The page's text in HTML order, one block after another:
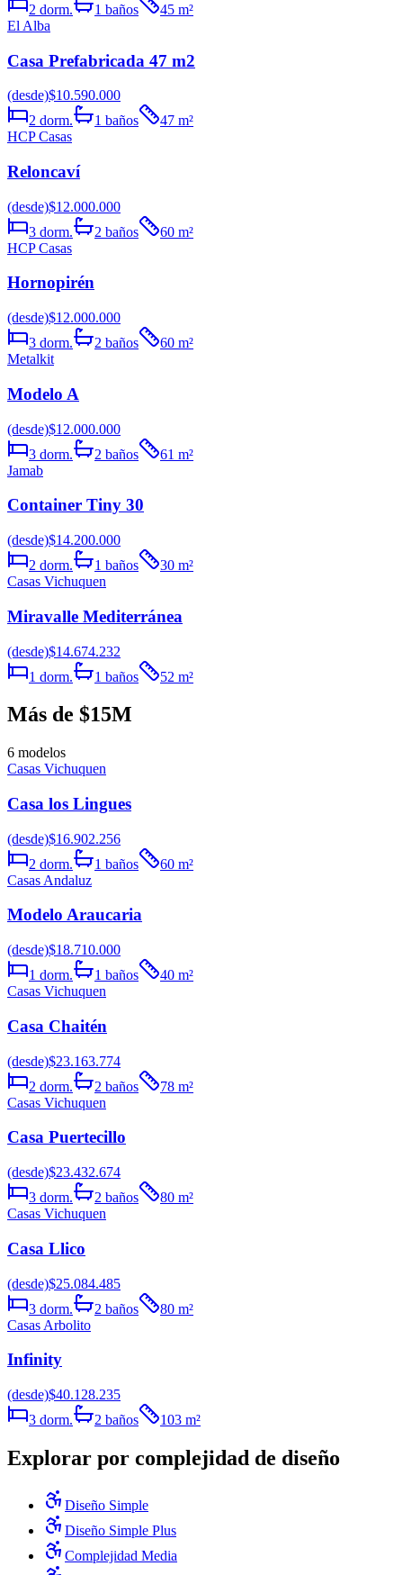
2 dorm. 1 baños 45 m²
El Alba
Casa Prefabricada 47 m2
(desde)$10.590.000
2 dorm. 1 baños 47 m²
HCP Casas
Reloncaví
(desde)$12.000.000
3 dorm. 2 baños 60 m²
HCP Casas
Hornopirén
(desde)$12.000.000
3 dorm. 2 baños 60 m²
Metalkit
Modelo A
(desde)$12.000.000
3 dorm. 2 baños 61 m²
Jamab
Container Tiny 30
(desde)$14.200.000
2 dorm. 1 baños 30 m²
Casas Vichuquen
Miravalle Mediterránea
(desde)$14.674.232
1 dorm. 1 baños 52 m²
Más de $15M
6 modelos
Casas Vichuquen
Casa los Lingues
(desde)$16.902.256
2 dorm. 1 baños 60 m²
Casas Andaluz
Modelo Araucaria
(desde)$18.710.000
1 dorm. 1 baños 40 m²
Casas Vichuquen
Casa Chaitén
(desde)$23.163.774
2 dorm. 2 baños 78 m²
Casas Vichuquen
Casa Puertecillo
(desde)$23.432.674
3 dorm. 2 baños 80 m²
Casas Vichuquen
Casa Llico
(desde)$25.084.485
3 dorm. 2 baños 80 m²
Casas Arbolito
Infinity
(desde)$40.128.235
3 dorm. 2 baños 103 m²
Explorar por complejidad de diseño
Diseño Simple
Diseño Simple Plus
Complejidad Media